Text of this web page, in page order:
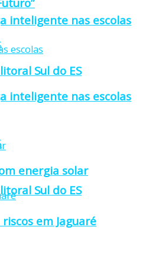
inteligente nas escolas
Sul do ES
inteligente nas escolas
Sul do ES
energia solar
em Jaguaré